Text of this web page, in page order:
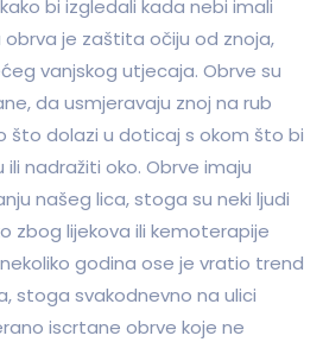
bi izgledali kada nebi imali
obrva je zaštita očiju od znoja,
vanjskog utjecaja. Obrve su
da usmjeravaju znoj na rub
što dolazi u doticaj s okom što bi
nadražiti oko. Obrve imaju
našeg lica, stoga su neki ljudi
zbog lijekova ili kemoterapije
godina ose je vratio trend
stoga svakodnevno na ulici
iscrtane obrve koje ne